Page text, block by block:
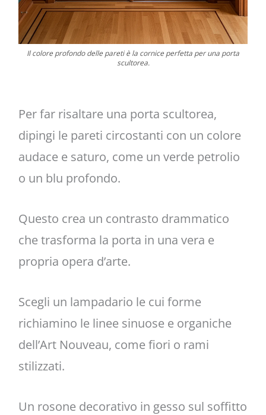
Il colore profondo delle pareti è la cornice perfetta per una porta
scultorea.
Per far risaltare una porta scultorea,
dipingi le pareti circostanti con un colore
audace e saturo, come un verde petrolio
o un blu profondo.
Questo crea un contrasto drammatico
che trasforma la porta in una vera e
propria opera d’arte.
Scegli un lampadario le cui forme
richiamino le linee sinuose e organiche
dell’Art Nouveau, come fiori o rami
stilizzati.
Un rosone decorativo in gesso sul soffitto